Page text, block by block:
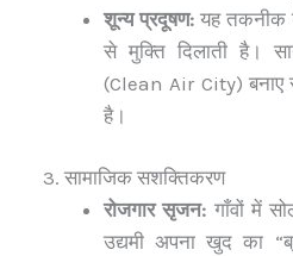
शून्य प्रदूषण: यह तकनीक
से मुक्ति दिलाती है।
(Clean Air City) बनाए
है।
3. सामाजिक सशक्तिकरण
रोजगार सृजन: गाँवों में
उद्यमी अपना खुद का